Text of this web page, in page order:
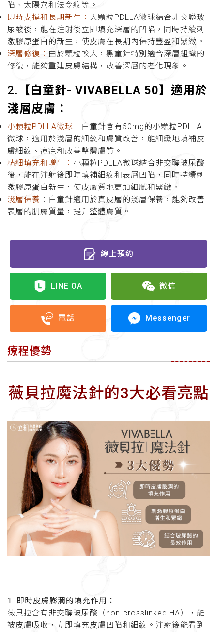
陷、太陽穴和法令紋等。
即時支撐和長期新生： 大顆粒PDLLA微球結合非交聯玻
尿酸後，能在注射後立即填充深層的凹陷，同時持續刺
激膠原蛋白的新生，使皮膚在長期內保持豐盈和緊緻。
深層修復： 由於顆粒較大，黑童針特別適合深層組織的
修復，能夠重建皮膚結構，改善深層的老化現象。
2.
【白童針- VIVABELLA 50】適用於
淺層皮膚：
小顆粒PDLLA微球： 白童針含有50mg的小顆粒PDLLA
微球，適用於淺層的細紋和膚質改善，能細緻地填補皮
膚細紋、痘疤和改善整體膚質。
精細填充和增生： 小顆粒PDLLA微球結合非交聯玻尿酸
後，能在注射後即時填補細紋和表層凹陷，同時持續刺
激膠原蛋白新生，使皮膚質地更加細膩和緊緻。
淺層保養 ：白童針適用於真皮層的淺層保養，能夠改善
表層的肌膚質量，提升整體膚質。
線上預約
LINE OA 微信
電話 Messenger
療程優勢
薇貝拉魔法針的3大必看亮點
1. 即時皮膚膨潤的填充作用：
薇貝拉含有非交聯玻尿酸（non-crosslinked HA），能
被皮膚吸收，立即填充皮膚凹陷和細紋。注射後能看到